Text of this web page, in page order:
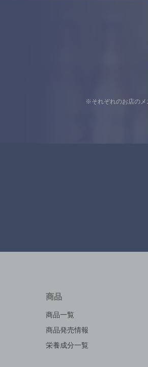
※それぞれのお店のメ
商品
商品一覧
商品発売情報
栄養成分一覧